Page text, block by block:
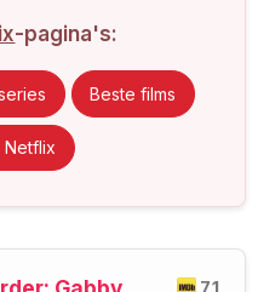
-pagina's:
Beste films
Netflix
7.1